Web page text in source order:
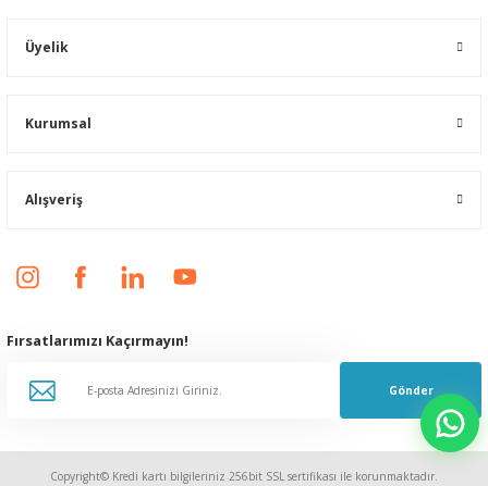
Üyelik
Kurumsal
Alışveriş
Fırsatlarımızı Kaçırmayın!
Gönder
Copyright© Kredi kartı bilgileriniz 256bit SSL sertifikası ile korunmaktadır.